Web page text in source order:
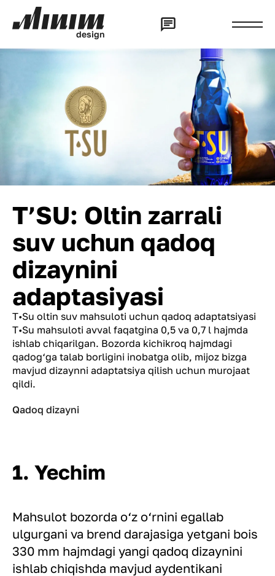
design
T’SU: Oltin zarrali
suv uchun qadoq
dizaynini
adaptasiyasi
T•Su oltin suv mahsuloti uchun qadoq adaptatsiyasi
T•Su mahsuloti avval faqatgina 0,5 va 0,7 l hajmda
ishlab chiqarilgan. Bozorda kichikroq hajmdagi
qadog‘ga talab borligini inobatga olib, mijoz bizga
mavjud dizaynni adaptatsiya qilish uchun murojaat
qildi.
Qadoq dizayni
1. Yechim
Mahsulot bozorda o‘z o‘rnini egallab
ulgurgani va brend darajasiga yetgani bois
330 mm hajmdagi yangi qadoq dizaynini
ishlab chiqishda mavjud aydentikani